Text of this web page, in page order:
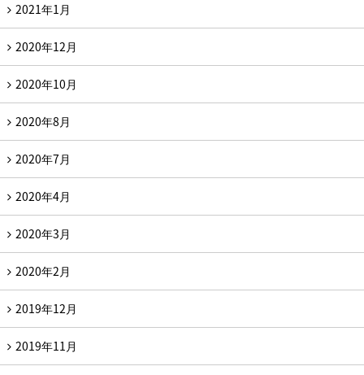
2021年1月
2020年12月
2020年10月
2020年8月
2020年7月
2020年4月
2020年3月
2020年2月
2019年12月
2019年11月